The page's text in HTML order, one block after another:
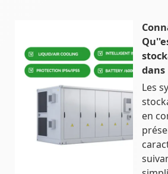
dans
Les
en